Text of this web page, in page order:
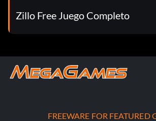
Zillo Free Juego Completo
FREEWARE FOR FEATURED